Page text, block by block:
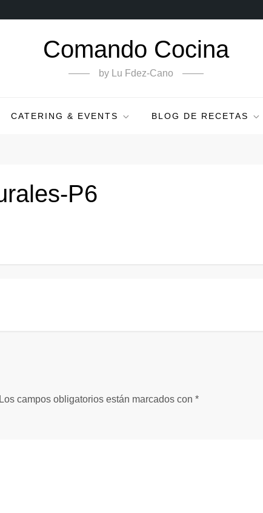
Comando Cocina
by Lu Fdez-Cano
CATERING & EVENTS BLOG DE RECETAS
P6
campos obligatorios están marcados con*